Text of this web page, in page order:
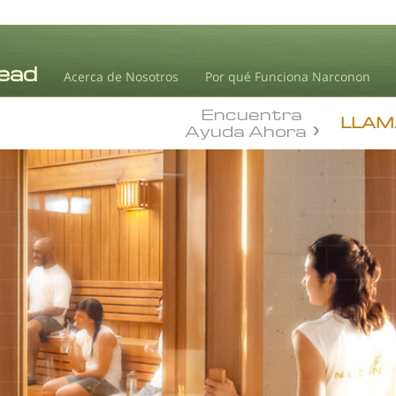
Acerca de Nosotros Por qué Funciona Narconon
Encuentra
Ayuda Ahora